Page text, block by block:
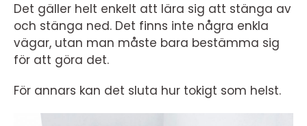
Det gäller helt enkelt att lära sig att stänga av
och stänga ned. Det finns inte några enkla
vägar, utan man måste bara bestämma sig
för att göra det.
För annars kan det sluta hur tokigt som helst.